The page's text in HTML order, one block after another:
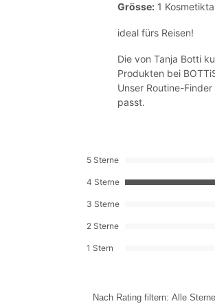
Grösse: 1
ideal fürs Reisen!
Die von Tanja Botti
Produkten bei
Unser Routine-
passt.
5 Sterne
4 Sterne
3 Sterne
2 Sterne
1 Stern
Nach Rating filtern: Alle Sterne